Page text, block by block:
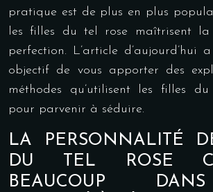
pratique est de plus en plus
les filles du tel rose maîtrisent
perfection. L’article d’aujourd’hui
objectif de vous apporter des
méthodes qu’utilisent les filles
pour parvenir à séduire.
LA PERSONNALITÉ
DU TEL ROSE
BEAUCOUP